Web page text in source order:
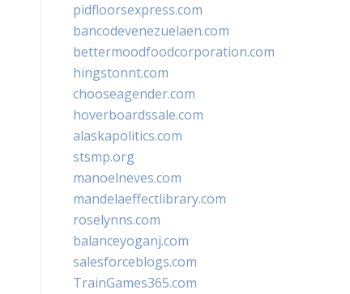
pidfloorsexpress.com
bancodevenezuelaen.com
bettermoodfoodcorporation.com
hingstonnt.com
chooseagender.com
hoverboardssale.com
alaskapolitics.com
stsmp.org
manoelneves.com
mandelaeffectlibrary.com
roselynns.com
balanceyoganj.com
salesforceblogs.com
TrainGames365.com